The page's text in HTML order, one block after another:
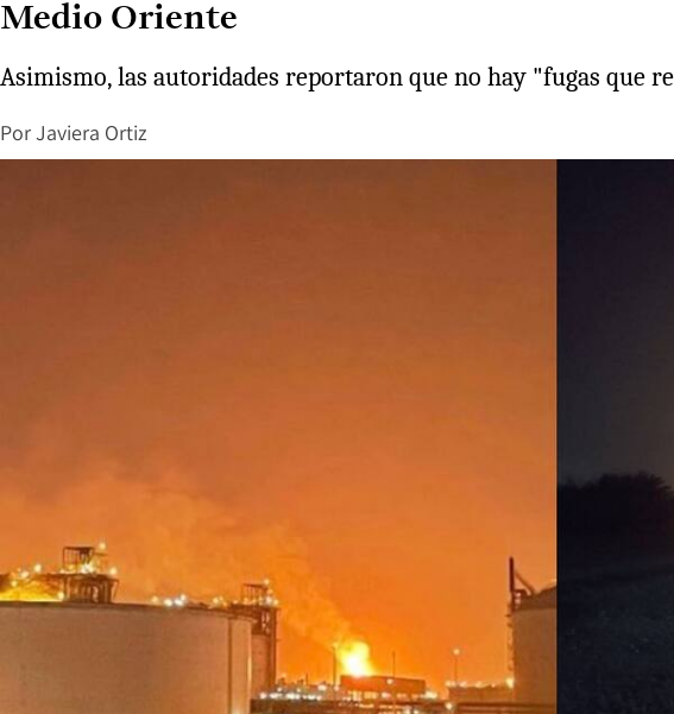
Medio Oriente
Asimismo, las autoridades reportaron que no hay "fugas que
PorJaviera Ortiz